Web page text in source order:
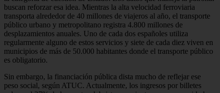
buscan reforzar esa idea. Mientras la alta velocidad ferroviaria
transporta alrededor de 40 millones de viajeros al año, el transporte
público urbano y metropolitano registra 4.800 millones de
desplazamientos anuales. Uno de cada dos españoles utiliza
regularmente alguno de estos servicios y siete de cada diez viven en
municipios de más de 50.000 habitantes donde el transporte público
es obligatorio.
Sin embargo, la financiación pública dista mucho de reflejar ese
peso social, según ATUC. Actualmente, los ingresos por billetes